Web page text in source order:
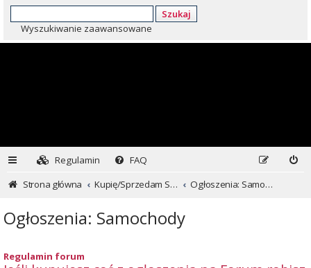
Szukaj
Wyszukiwanie zaawansowane
Regulamin
FAQ
Strona główna
Kupię/Sprzedam Subaru i nie tylko... Ogłoszenia: Samochody
Ogłoszenia: Samochody
Regulamin forum